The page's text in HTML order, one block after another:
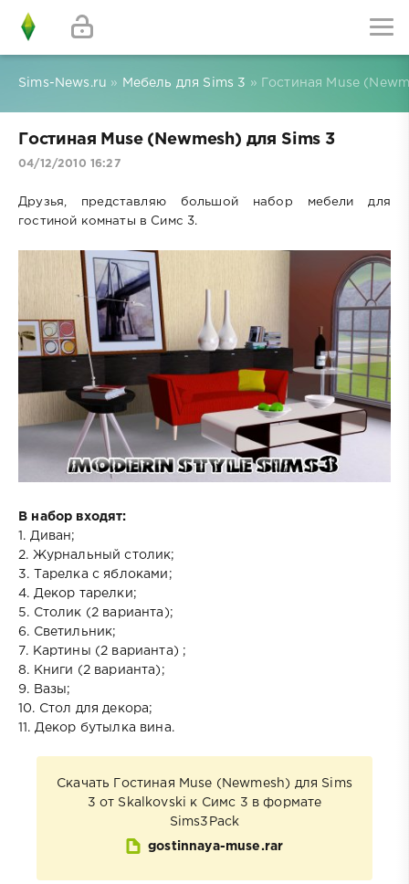
Sims-News.ru » Мебель для Sims 3 » Гостиная Muse
Гостиная Muse (Newmesh) для Sims 3
04/12/2010 16:27
Друзья, представляю большой набор мебели для
гостиной комнаты в Симс 3.
В набор входят:
1. Диван;
2. Журнальный столик;
3. Тарелка с яблоками;
4. Декор тарелки;
5. Столик (2 варианта);
6. Светильник;
7. Картины (2 варианта) ;
8. Книги (2 варианта);
9. Вазы;
10. Стол для декора;
11. Декор бутылка вина.
Скачать Гостиная Muse (Newmesh) для Sims
3 от Skalkovski к Симс 3 в формате
Sims3Pack
gostinnaya-muse.rar